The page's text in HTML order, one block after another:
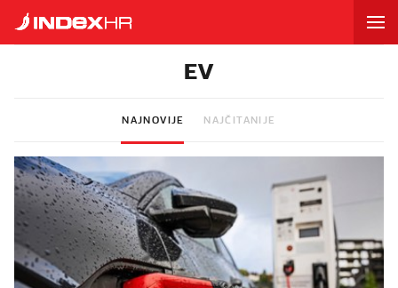
EV
NAJNOVIJE NAJČITANIJE